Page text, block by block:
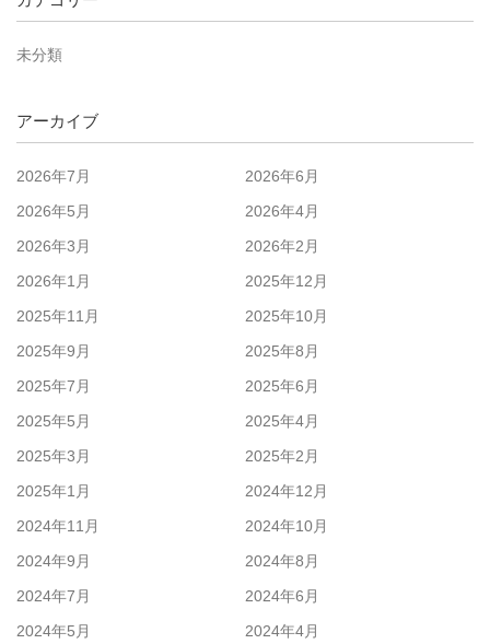
未分類
アーカイブ
2026年7月
2026年6月
2026年5月
2026年4月
2026年3月
2026年2月
2026年1月
2025年12月
2025年11月
2025年10月
2025年9月
2025年8月
2025年7月
2025年6月
2025年5月
2025年4月
2025年3月
2025年2月
2025年1月
2024年12月
2024年11月
2024年10月
2024年9月
2024年8月
2024年7月
2024年6月
2024年5月
2024年4月